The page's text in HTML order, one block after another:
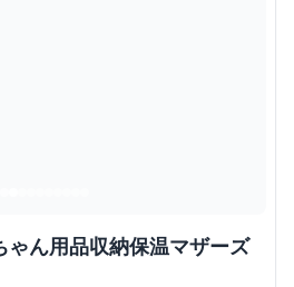
ゃん用品収納保温マザーズ